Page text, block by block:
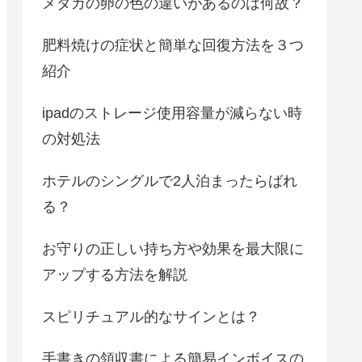
メダカの卵の色の違いがあるのは何故？
肥料焼けの症状と簡単な回復方法を３つ
紹介
ipadのストレージ使用容量が減らない時
の対処法
ホテルのシングルで2人泊まったらばれ
る？
お守りの正しい持ち方や効果を最大限に
アップする方法を解説
スピリチュアル的なサインとは？